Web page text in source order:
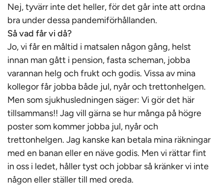
Nej, tyvärr inte det heller, för det går inte att ordna
bra under dessa pandemiförhållanden.
Så vad får vi då?
Jo, vi får en måltid i matsalen någon gång, helst
innan man gått i pension, fasta scheman, jobba
varannan helg och frukt och godis. Vissa av mina
kollegor får jobba både jul, nyår och trettonhelgen.
Men som sjukhusledningen säger: Vi gör det här
tillsammans!! Jag vill gärna se hur många på högre
poster som kommer jobba jul, nyår och
trettonhelgen. Jag kanske kan betala mina räkningar
med en banan eller en näve godis. Men vi rättar fint
in oss i ledet, håller tyst och jobbar så kränker vi inte
någon eller ställer till med oreda.